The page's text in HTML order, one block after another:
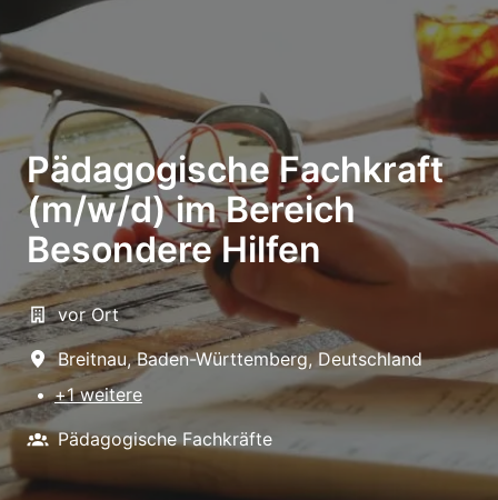
Pädagogische Fachkraft
(m/w/d) im Bereich
Besondere Hilfen
vor Ort
Breitnau, Baden-Württemberg, Deutschland
• +1 weitere
Pädagogische Fachkräfte